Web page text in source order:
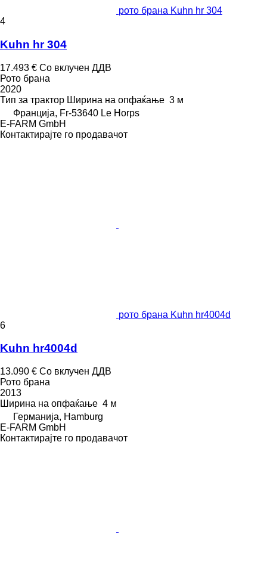
рото брана Kuhn hr 304
4
Kuhn hr 304
17.493 € Со вклучен ДДВ
Рото брана
2020
Тип за трактор Ширина на опфаќање 3 м
Франција, Fr-53640 Le Horps
E-FARM GmbH
Контактирајте го продавачот
рото брана Kuhn hr4004d
6
Kuhn hr4004d
13.090 € Со вклучен ДДВ
Рото брана
2013
Ширина на опфаќање 4 м
Германија, Hamburg
E-FARM GmbH
Контактирајте го продавачот